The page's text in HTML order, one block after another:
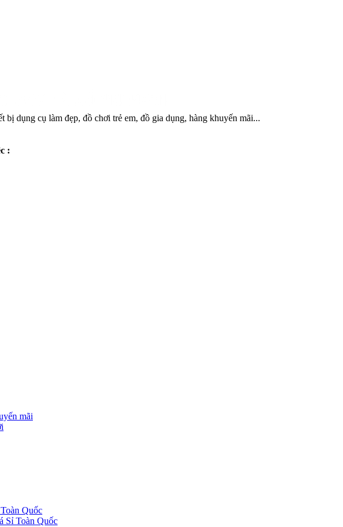
bị dụng cụ làm đẹp, đồ chơi trẻ em, đồ gia dụng, hàng khuyến mãi...
:
mãi
Quốc
Sỉ Toàn Quốc